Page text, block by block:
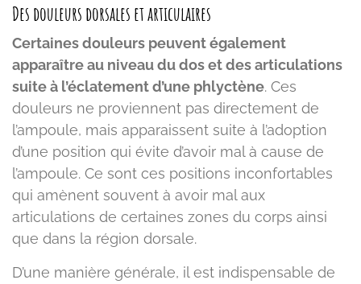
Des douleurs dorsales et articulaires
Certaines douleurs peuvent également
apparaître au niveau du dos et des articulations
suite à l’éclatement d’une phlyctène. Ces
douleurs ne proviennent pas directement de
l’ampoule, mais apparaissent suite à l’adoption
d’une position qui évite d’avoir mal à cause de
l’ampoule. Ce sont ces positions inconfortables
qui amènent souvent à avoir mal aux
articulations de certaines zones du corps ainsi
que dans la région dorsale.
D’une manière générale, il est indispensable de